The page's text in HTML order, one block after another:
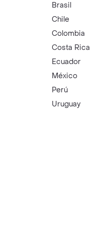
Brasil
Chile
Colombia
Costa Rica
Ecuador
México
Perú
Uruguay